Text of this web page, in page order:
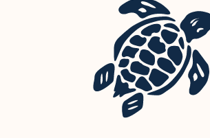
Trajes de baño
Bañadores Una Pieza
Rashguard
Dos Piezas